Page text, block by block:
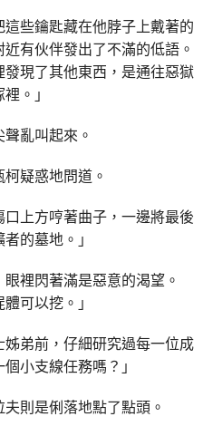
這些鑰匙藏在他脖子上戴著的
有伙伴發出了不滿的低語。
發現了其他東西，是通往惡獄
。」
亂叫起來。
柯疑惑地問道。
上方哼著曲子，一邊將最後
的墓地。」
裡閃著滿是惡意的渴望。
可以挖。」
弟前，仔細研究過每一位成
小支線任務嗎？」
則是俐落地點了點頭。